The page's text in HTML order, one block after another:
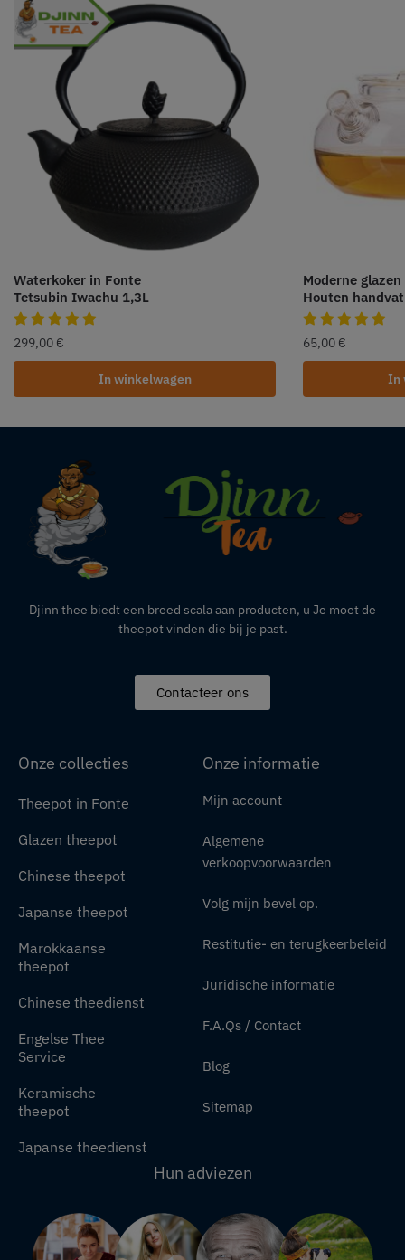
Waterkoker in Fonte
Tetsubin Iwachu 1,3L
299,00 €
In winkelwagen
Moderne
Houten
65,00 €
In
Djinn thee biedt een breed scala aan producten, u Je moet de
theepot vinden die bij je past.
Contacteer ons
Onze collecties
Theepot in Fonte
Glazen theepot
Chinese theepot
Japanse theepot
Marokkaanse
theepot
Chinese theedienst
Engelse Thee
Service
Keramische
theepot
Japanse theedienst
Onze informatie
Mijn account
Algemene
verkoopvoorwaarden
Volg mijn bevel op.
Restitutie- en terugkeerbeleid
Juridische informatie
F.A.Qs / Contact
Blog
Sitemap
Hun adviezen